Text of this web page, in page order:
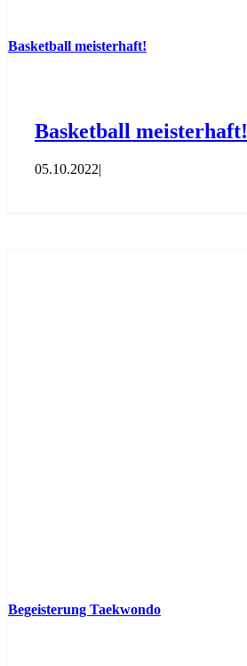
Basketball meisterhaft!
Basketball meisterhaft!
05.10.2022|
Begeisterung Taekwondo